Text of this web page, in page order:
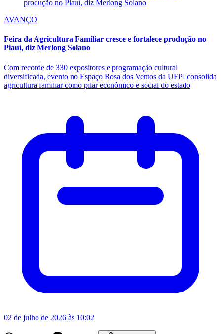
AVANÇO
Feira da Agricultura Familiar cresce e fortalece produção no
Piauí, diz Merlong Solano
Com recorde de 330 expositores e programação cultural
diversificada, evento no Espaço Rosa dos Ventos da UFPI consolida
agricultura familiar como pilar econômico e social do estado
02 de julho de 2026 às 10:02